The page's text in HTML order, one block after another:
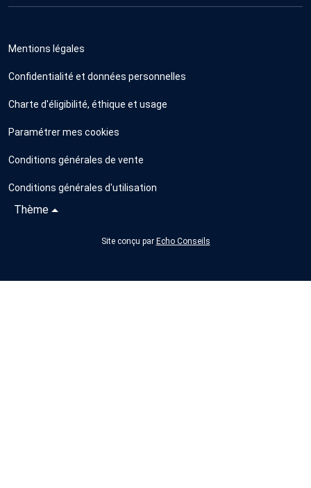
Mentions légales
Confidentialité et données personnelles
Charte d'éligibilité, éthique et usage
Paramétrer mes cookies
Conditions générales de vente
Conditions générales d'utilisation
Thème
Site conçu par Echo Conseils